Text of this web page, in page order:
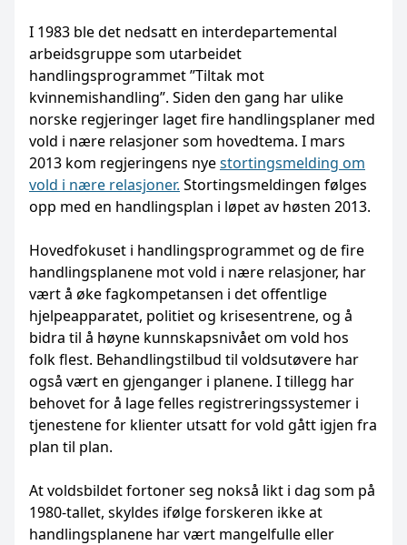
I 1983 ble det nedsatt en interdepartemental
arbeidsgruppe som utarbeidet
handlingsprogrammet ”Tiltak mot
kvinnemishandling”. Siden den gang har ulike
norske regjeringer laget fire handlingsplaner med
vold i nære relasjoner som hovedtema. I mars
2013 kom regjeringens nyestortingsmelding om
vold i nære relasjoner. Stortingsmeldingen følges
opp med en handlingsplan i løpet av høsten 2013.
Hovedfokuset i handlingsprogrammet og de fire
handlingsplanene mot vold i nære relasjoner, har
vært å øke fagkompetansen i det offentlige
hjelpeapparatet, politiet og krisesentrene, og å
bidra til å høyne kunnskapsnivået om vold hos
folk flest. Behandlingstilbud til voldsutøvere har
også vært en gjenganger i planene. I tillegg har
behovet for å lage felles registreringssystemer i
tjenestene for klienter utsatt for vold gått igjen fra
plan til plan.
At voldsbildet fortoner seg nokså likt i dag som på
1980-tallet, skyldes ifølge forskeren ikke at
handlingsplanene har vært mangelfulle eller